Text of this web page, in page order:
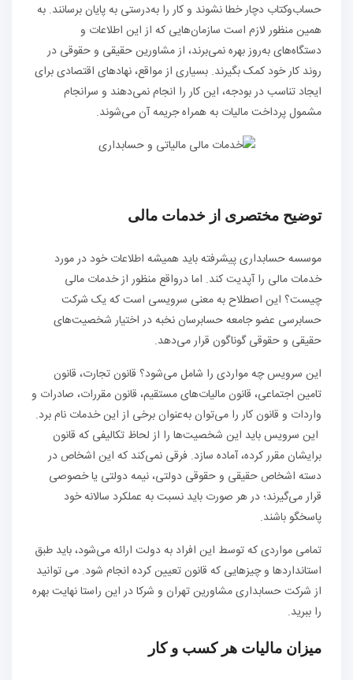
حساب‌و‌کتاب دچار خطا نشوند و کار را به‌درستی به پایان برسانند. به
همین منظور لازم است سازمان‌هایی که از این اطلاعات و
دستگاه‌های به‌روز بهره نمی‌‎برند، از مشاورین حقیقی و حقوقی در
روند کار خود کمک بگیرند. بسیاری از مواقع، نهاد‌های اقتصادی برای
ایجاد تناسب در بودجه، این کار را انجام نمی‌دهند و سر‌انجام
مشمول پرداخت مالیات به همراه جریمه آن می‌شوند.
توضیح مختصری از خدمات مالی
موسسه حسابداری پیشرفته باید همیشه اطلاعات خود در مورد
خدمات مالی را آپدیت کند. اما در‌واقع منظور از خدمات مالی
چیست؟ این اصطلاح به معنی سرویسی است که یک شرکت
حسابرسی عضو جامعه حسابرسان نخبه در اختیار شخصیت‌های
حقیقی و حقوقی گوناگون قرار می‌دهد.
این سرویس چه مواردی را شامل می‌شود؟ قانون تجارت، قانون
تامین اجتماعی، قانون مالیات‌های مستقیم، قانون مقررات، صادرات و
واردات و قانون کار را می‌توان به‌عنوان برخی از این خدمات نام برد.
این سرویس باید این شخصیت‌ها را از لحاظ تکالیفی که قانون
برایشان مقرر کرده، آماده سازد. فرقی نمی‌کند که این اشخاص در
دسته اشخاص حقیقی و حقوقی دولتی، نیمه دولتی یا خصوصی
قرار می‌گیرند؛ در هر صورت باید نسبت به عملکرد سالانه خود
پاسخگو باشند.
تمامی مواردی که توسط این افراد به دولت ارائه می‌شود، باید طبق
استاندارد‌ها و چیز‌هایی که قانون تعیین کرده انجام شود. می توانید
از شرکت حسابداری مشاورین تهران و شرکا در این راستا نهایت بهره
را ببرید.
میزان مالیات هر کسب و کار